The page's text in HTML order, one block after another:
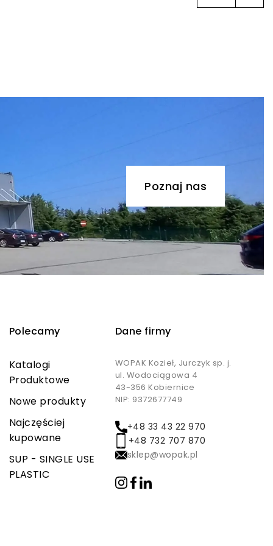
Poznaj nas
Dane firmy
WOPAK Kozieł, Jurczyk sp. j.
ul. Wodociągowa 4
43-356 Kobiernice
NIP: 9372677749
+48 33 43 22 970
+48 732 707 870
sklep@wopak.pl
Polecamy
Katalogi
Produktowe
Nowe produkty
Najczęściej
kupowane
SUP - SINGLE USE
PLASTIC